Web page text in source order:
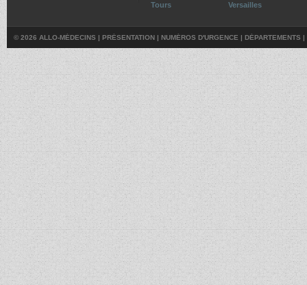
Tours
Versailles
© 2026 ALLO-MÉDECINS | PRÉSENTATION | NUMÉROS D'URGENCE | DÉPARTEMENTS |